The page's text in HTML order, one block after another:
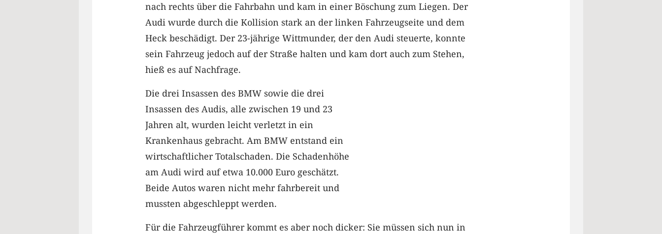
nach rechts über die Fahrbahn und kam in einer Böschung zum Liegen. Der
Audi wurde durch die Kollision stark an der linken Fahrzeugseite und dem
Heck beschädigt. Der 23-jährige Wittmunder, der den Audi steuerte, konnte
sein Fahrzeug jedoch auf der Straße halten und kam dort auch zum Stehen,
hieß es auf Nachfrage.
Die drei Insassen des BMW sowie die drei
Insassen des Audis, alle zwischen 19 und 23
Jahren alt, wurden leicht verletzt in ein
Krankenhaus gebracht. Am BMW entstand ein
wirtschaftlicher Totalschaden. Die Schadenhöhe
am Audi wird auf etwa 10.000 Euro geschätzt.
Beide Autos waren nicht mehr fahrbereit und
mussten abgeschleppt werden.
Für die Fahrzeugführer kommt es aber noch dicker: Sie müssen sich nun in